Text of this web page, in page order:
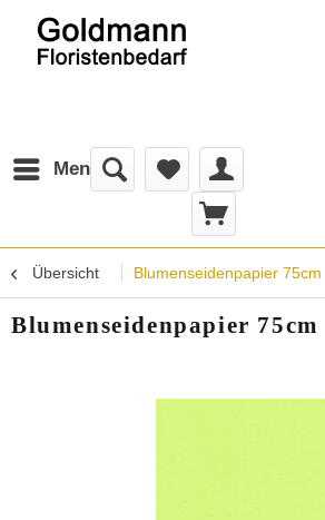
Menü
Übersicht Blumenseidenpapier 75cm
Blumenseidenpapier 75cm